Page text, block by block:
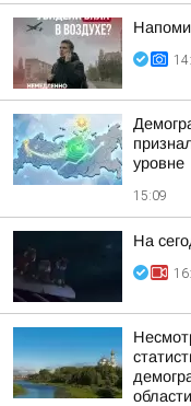
уровне
15:09
На